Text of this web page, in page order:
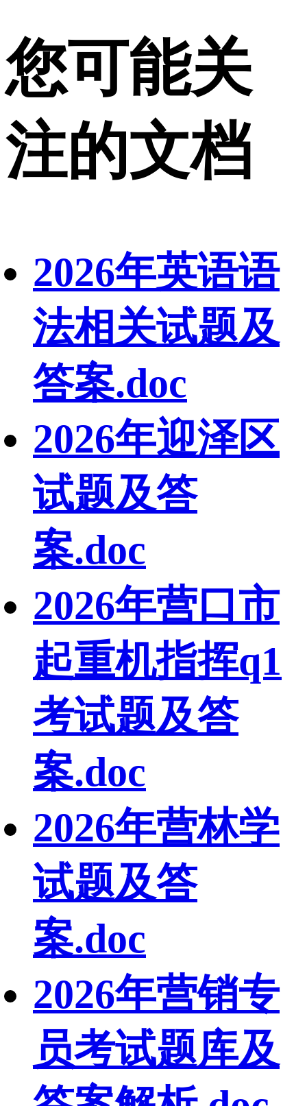
您可能关
注的文档
2026年英语语
法相关试题及
答案.doc
2026年迎泽区
试题及答
案.doc
2026年营口市
起重机指挥q1
考试题及答
案.doc
2026年营林学
试题及答
案.doc
2026年营销专
员考试题库及